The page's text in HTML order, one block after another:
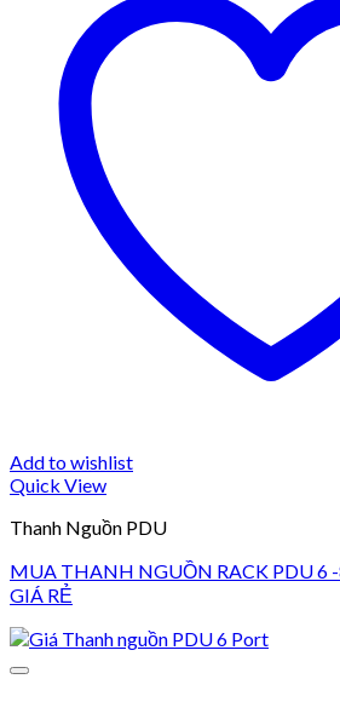
Add to wishlist
Quick View
Thanh Nguồn PDU
MUA THANH NGUỒN RACK PDU 6
GIÁ RẺ